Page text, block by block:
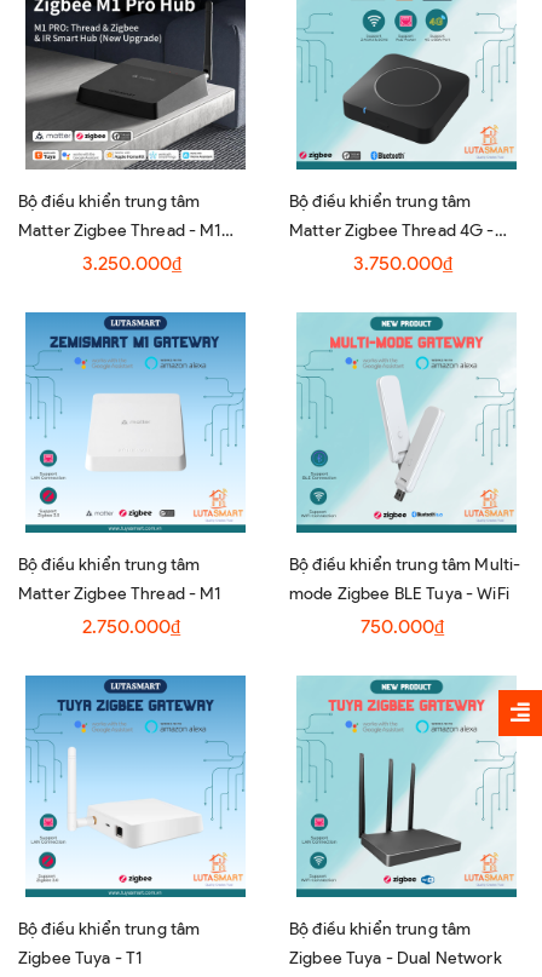
Bộ điều khiển trung tâm
Matter Zigbee Thread - M1
3.250.000₫
Bộ điều khiển trung tâm
Matter Zigbee Thread 4G -
THP23-ZB-X3.750.000₫
Bộ điều khiển trung tâm
Matter Zigbee Thread - M1
2.750.000₫
Bộ điều khiển trung tâm Multi-
mode Zigbee BLE Tuya - WiFi
750.000₫
Bộ điều khiển trung tâm
Zigbee Tuya - T1
Bộ điều khiển trung tâm
Zigbee Tuya - Dual Network